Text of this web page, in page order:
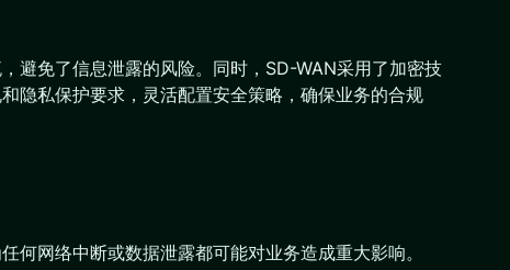
避免了信息泄露的风险。同时，SD-WAN采用了加密技
隐私保护要求，灵活配置安全策略，确保业务的合规
网络中断或数据泄露都可能对业务造成重大影响。